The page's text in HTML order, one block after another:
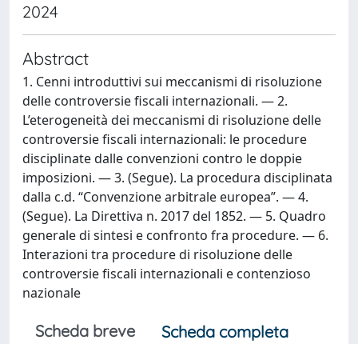
2024
Abstract
1. Cenni introduttivi sui meccanismi di risoluzione
delle controversie fiscali internazionali. — 2.
L’eterogeneità dei meccanismi di risoluzione delle
controversie fiscali internazionali: le procedure
disciplinate dalle convenzioni contro le doppie
imposizioni. — 3. (Segue). La procedura disciplinata
dalla c.d. “Convenzione arbitrale europea”. — 4.
(Segue). La Direttiva n. 2017 del 1852. — 5. Quadro
generale di sintesi e confronto fra procedure. — 6.
Interazioni tra procedure di risoluzione delle
controversie fiscali internazionali e contenzioso
nazionale
Scheda breve
Scheda completa